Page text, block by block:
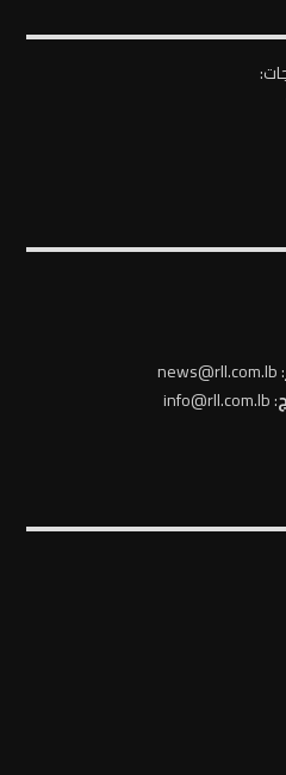
: news@rll.com.lb
: info@rll.com.lb